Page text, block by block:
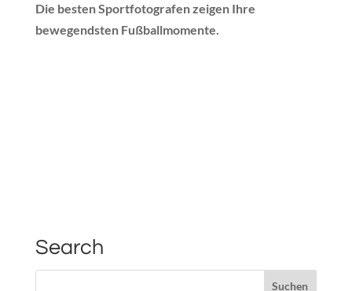
Die besten Sportfotografen zeigen Ihre
bewegendsten Fußballmomente.
Search